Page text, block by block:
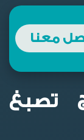
معنا
تصبغ